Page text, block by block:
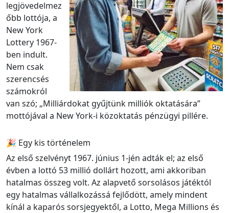
legjövedelmez
őbb lottója, a
New York
Lottery 1967-
ben indult.
Nem csak
szerencsés
számokról
van szó; „Milliárdokat gyűjtünk milliók oktatására”
mottójával a New York-i közoktatás pénzügyi pillére.
🎉 Egy kis történelem
Az első szelvényt 1967. június 1-jén adták el; az első
évben a lottó 53 millió dollárt hozott, ami akkoriban
hatalmas összeg volt. Az alapvető sorsolásos játéktól
egy hatalmas vállalkozássá fejlődött, amely mindent
kínál a kaparós sorsjegyektől, a Lotto, Mega Millions és